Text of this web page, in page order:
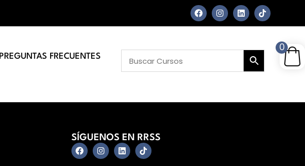
PREGUNTAS FRECUENTES
SÍGUENOS EN RRSS
0